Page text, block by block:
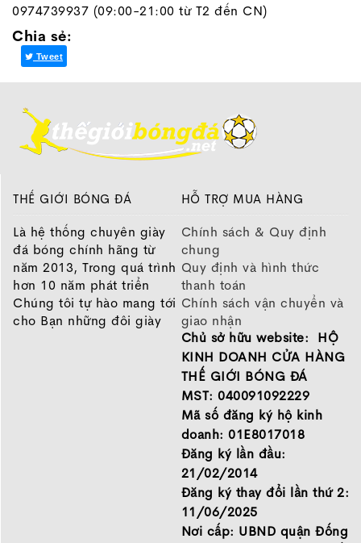
0974739937 (09:00-21:00 từ T2 đến CN)
Chia sẻ:
Tweet
THẾ GIỚI BÓNG ĐÁ
Là hệ thống chuyên giày
đá bóng chính hãng từ
năm 2013, Trong quá trình
hơn 10 năm phát triển
Chúng tôi tự hào mang tới
cho Bạn những đôi giày
HỖ TRỢ MUA HÀNG
Chính sách & Quy định
chung
Quy định và hình thức
thanh toán
Chính sách vận chuyển và
giao nhận
Chính sách bảo hành
Chính sách bảo mật thông
tin
Chủ sở hữu website: HỘ
KINH DOANH CỬA HÀNG
THẾ GIỚI BÓNG ĐÁ
MST: 040091092229
Mã số đăng ký hộ kinh
doanh: 01E8017018
Đăng ký lần đầu:
21/02/2014
Đăng ký thay đổi lần thứ 2:
11/06/2025
Nơi cấp: UBND quận Đống